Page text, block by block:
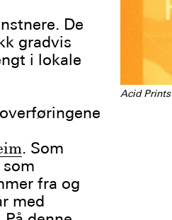
De
gradvis
i lokale
. Som
fra og
med
Acid Prints